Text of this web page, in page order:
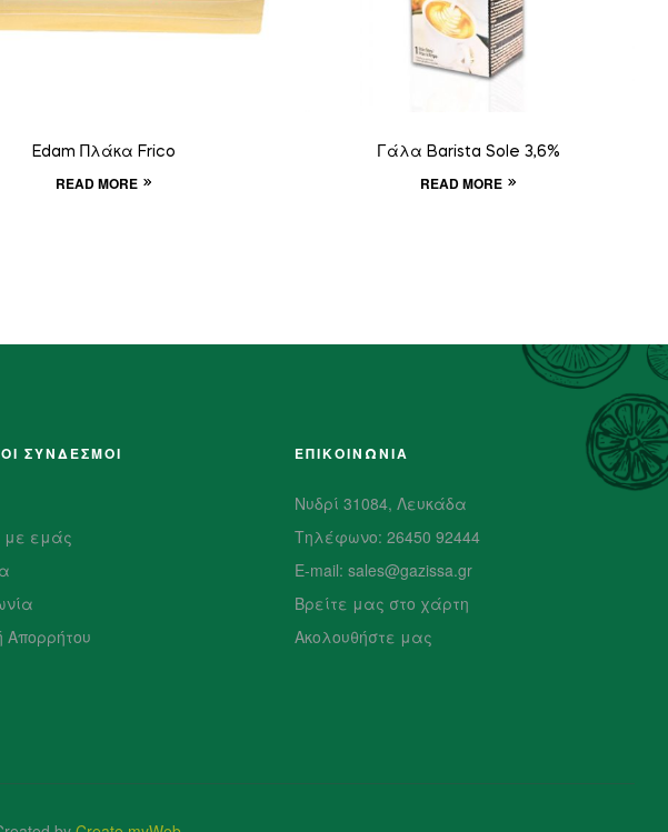
Edam Πλάκα Frico
READ MORE
Γάλα Barista Sole 3,6%
READ MORE
ΣΥΝΔΕΣΜΟΙ
με εμάς
Απορρήτου
ΕΠΙΚΟΙΝΩΝΙΑ
Νυδρί 31084, Λευκάδα
Τηλέφωνο: 26450 92444
E-mail: sales@gazissa.gr
Βρείτε μας στο χάρτη
Ακολουθήστε μας